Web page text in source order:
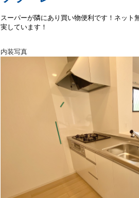
スーパーが隣にあり買い物便利です！ネット
実しています！
内装写真